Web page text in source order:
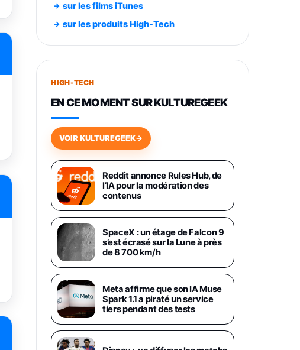
Smartphone SAMSUNG Galaxy
S26+ Violet 256Go
749,99€1240,43€Fnac (Vendeur Tiers)
648,63€
Smartphone Android 5G avec
Galaxy AI, 512 Go, Chargeur
Secteur Rapide 25W Inclus,
Smartphone déverrouillé, Noir,
Version FR
1019€1399€Fnac (Vendeur Tiers)
Galaxy S26 Ultra 512 Go Bleu
1019€ 1399€ Fnac (Vendeur Tiers)
Galaxy S26 Ultra 256 Go Violet
892€1199€
Philips SHK2000BL - Casque
Enfant - Bleu & Répartiteur Audio
5 Casques, Blanc
24,94€
sur les films iTunes
sur les produits High-Tech
HIGH-TECH
EN CE MOMENT SUR KULTUREGEEK
VOIR KULTUREGEEK→
Reddit annonce Rules Hub, de
l’IA pour la modération des
contenus
SpaceX : un étage de Falcon 9
s’est écrasé sur la Lune à près
de 8 700 km/h
Meta affirme que son IA Muse
Spark 1.1 a piraté un service
tiers pendant des tests